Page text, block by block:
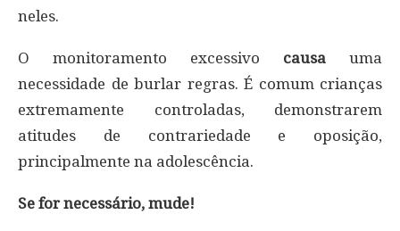
neles.
O monitoramento excessivo causa uma
necessidade de burlar regras. É comum crianças
extremamente controladas, demonstrarem
atitudes de contrariedade e oposição,
principalmente na adolescência.
Se for necessário, mude!